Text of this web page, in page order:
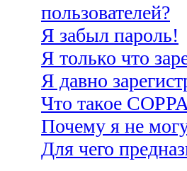
пользователей?
Я забыл пароль!
Я только что
Я давно
Что такое
Почему я не могу
Для чего